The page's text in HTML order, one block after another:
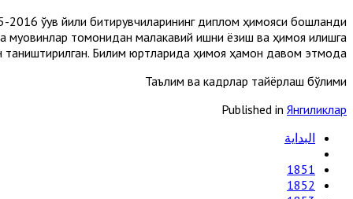
ўқув йили битирувчиларининг диплом ҳимояси бошланди.
муовинлар томонидан малакавий ишни ёзиш ва ҳимоя қилишга
таништирилган. Билим юртларида ҳимоя ҳамон давом этмоқда.
Таълим ва кадрлар тайёрлаш бўлими
Published in Янгиликлар
البداية
1851
1852